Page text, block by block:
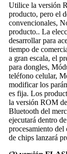
Utilice la versión
producto, pero el
convencionales,
producto.. La
desarrollar para
tiempo de
a gran escala, el
para dongles,
teléfono celular,
modificar los
es fija. Los
la versión ROM
Bluetooth del
ejecutará dentro
procesamiento
de chips lanzará